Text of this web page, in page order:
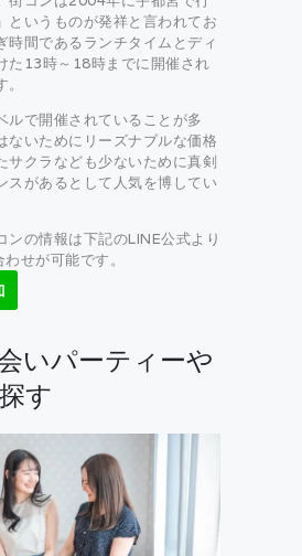
というものが発祥と言われてお
時間であるランチタイムとディ
た13時～18時までに開催され
ルで開催されていることが多
ないためにリーズナブルな価格
サクラなども少ないために真剣
スがあるとして人気を博してい
ンの情報は下記のLINE公式より
せが可能です。
いパーティーや
す